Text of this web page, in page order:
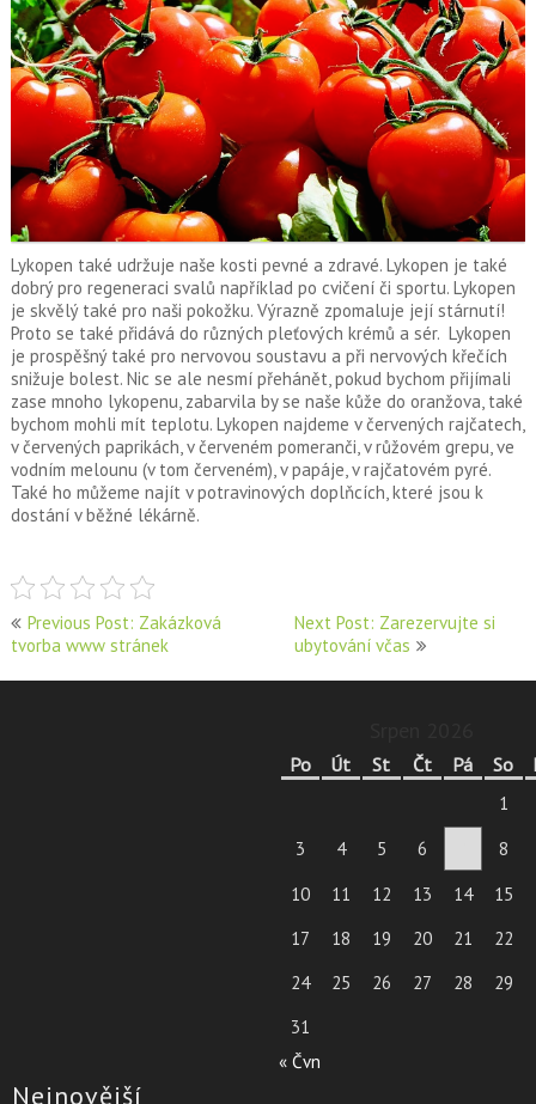
Lykopen také udržuje naše kosti pevné a zdravé. Lykopen je také
dobrý pro regeneraci svalů například po cvičení či sportu. Lykopen
je skvělý také pro naši pokožku. Výrazně zpomaluje její stárnutí!
Proto se také přidává do různých pleťových krémů a sér. Lykopen
je prospěšný také pro nervovou soustavu a při nervových křečích
snižuje bolest. Nic se ale nesmí přehánět, pokud bychom přijímali
zase mnoho lykopenu, zabarvila by se naše kůže do oranžova, také
bychom mohli mít teplotu. Lykopen najdeme v červených rajčatech,
v červených paprikách, v červeném pomeranči, v růžovém grepu, ve
vodním melounu (v tom červeném), v papáje, v rajčatovém pyré.
Také ho můžeme najít v potravinových doplňcích, které jsou k
dostání v běžné lékárně.
Navigace
pro
Previous Post: Zakázková
tvorba www stránek
Next Post: Zarezervujte si
ubytování včas
Po Út St Čt Pá So
1
3
4 5 6
8
10
11 12 13 14 15
17
18 19 20 21 22
24
25 26 27 28 29
31
« Čvn
Nejnovější